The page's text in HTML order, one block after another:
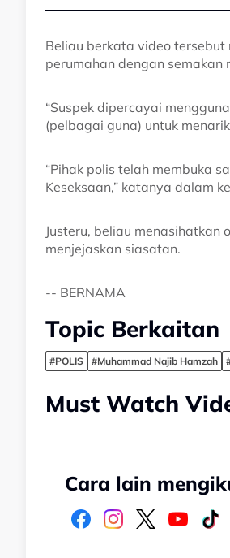
Beliau berkata video
perumahan dengan semakan
“Suspek dipercayai
(pelbagai guna) untuk
“Pihak polis telah membuka
Keseksaan,” katanya dalam
Justeru, beliau
menjejaskan siasatan.
-- BERNAMA
Topic Berkaitan
#POLIS #Muhammad Najib Hamzah
Must Watch
Cara lain